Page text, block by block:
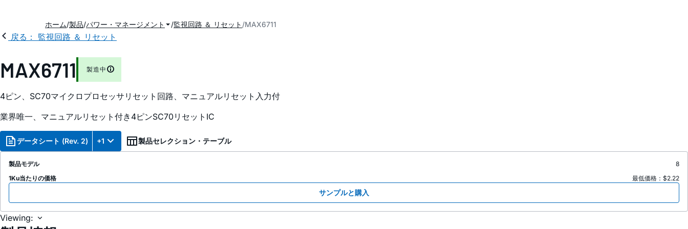
ホーム 製品 パワー・マネージメント 監視回路 ＆ リセット MAX6711
戻る： 監視回路 ＆ リセット
MAX6711 製造中
4ピン、SC70マイクロプロセッサリセット回路、マニュアルリセット入力付
業界唯一、マニュアルリセット付き4ピンSC70リセットIC
データシート (Rev. 2) +1 製品セレクション・テーブル
製品モデル
8
1Ku当たりの価格
最低価格：$2.22
サンプルと購入
Viewing: